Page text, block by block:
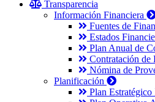
Transparencia
Información Financiera
Fuentes de
Estados
Plan Anual de
Contratación de
Nómina de
Planificación
Plan